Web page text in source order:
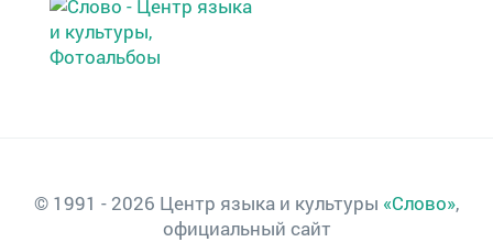
© 1991 - 2026 Центр языка и культуры «Слово»,
официальный сайт